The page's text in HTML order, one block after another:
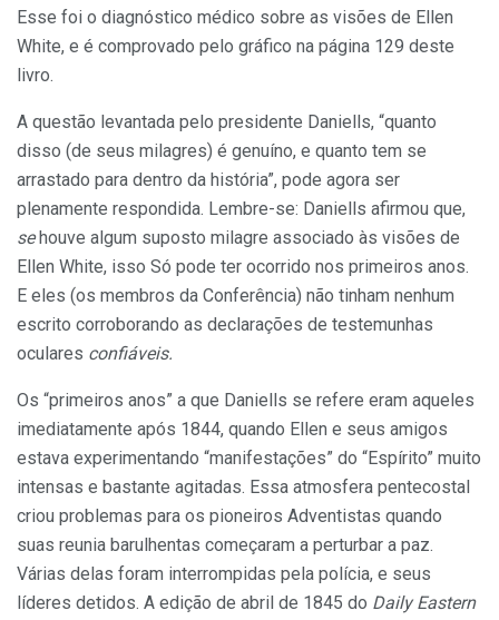
Esse foi o diagnóstico médico sobre as visões de Ellen
White, e é comprovado pelo gráfico na página 129 deste
livro.
A questão levantada pelo presidente Daniells, “quanto
disso (de seus milagres) é genuíno, e quanto tem se
arrastado para dentro da história”, pode agora ser
plenamente respondida. Lembre-se: Daniells afirmou que,
sehouve algum suposto milagre associado às visões de
Ellen White, isso Só pode ter ocorrido nos primeiros anos.
E eles (os membros da Conferência) não tinham nenhum
escrito corroborando as declarações de testemunhas
oculares confiáveis.
Os “primeiros anos” a que Daniells se refere eram aqueles
imediatamente após 1844, quando Ellen e seus amigos
estava experimentando “manifestações” do “Espírito” muito
intensas e bastante agitadas. Essa atmosfera pentecostal
criou problemas para os pioneiros Adventistas quando
suas reunia barulhentas começaram a perturbar a paz.
Várias delas foram interrompidas pela polícia, e seus
líderes detidos. A edição de abril de 1845 do Daily Eastern